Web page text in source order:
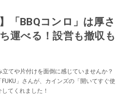
「BBQコンロ」は厚さ
運べる！設営も撤収も
てや片付けを面倒に感じていませんか？
」さんが、カインズの「開いてすぐ使
てくれました！